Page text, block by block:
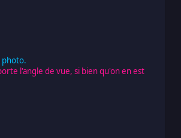
photo.
l'angle de vue, si bien qu'on en est